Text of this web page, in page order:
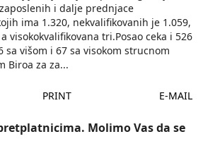
i dalje prednjace
ima 1.320, nekvalifikovanih je 1.059,
visokokvalifikovana tri.Posao ceka i 526
sa višom i 67 sa visokom strucnom
Biroa za za...
PRINT E-MAIL
Molimo Vas da se